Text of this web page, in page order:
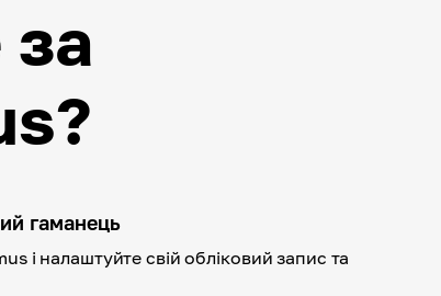
гаманець
і налаштуйте свій обліковий запис та